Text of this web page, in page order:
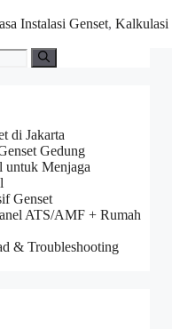
Instalasi Genset, Kalkulasi
di Jakarta
Gedung
Menjaga
Genset
ATS/AMF + Rumah
& Troubleshooting